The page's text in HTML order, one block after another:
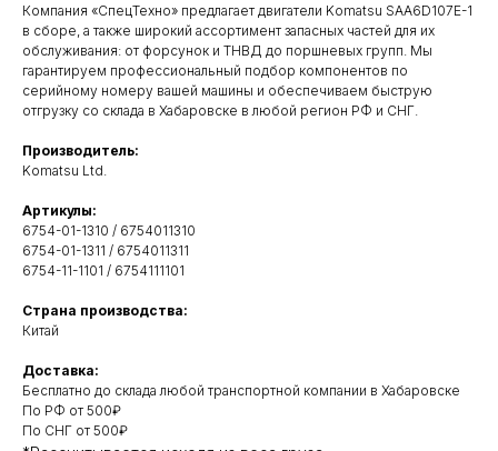
Компания «СпецТехно» предлагает двигатели Komatsu SAA6D107E-1
в сборе, а также широкий ассортимент запасных частей для их
обслуживания: от форсунок и ТНВД до поршневых групп. Мы
гарантируем профессиональный подбор компонентов по
серийному номеру вашей машины и обеспечиваем быструю
отгрузку со склада в Хабаровске в любой регион РФ и СНГ.
Производитель:
Komatsu Ltd.
Артикулы:
6754-01-1310 / 6754011310
6754-01-1311 / 6754011311
6754-11-1101 / 6754111101
Страна производства:
Китай
Доставка:
Бесплатно до склада любой транспортной компании в Хабаровске
По РФ от 500₽
По СНГ от 500₽
Свяжитесь с нами
удобнымспособом
ОСТАВИТЬ ЗАЯВКУ НА ЗВОНОК